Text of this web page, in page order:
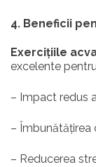
4. Beneficii
Exercițiile
excelente
– Impact redus
– Îmbunătățirea
– Reducerea